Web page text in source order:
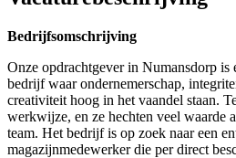
Bedrijfsomschrijving
Onze opdrachtgever in Numansdorp is
bedrijf waar ondernemerschap,
creativiteit hoog in het vaandel staan.
werkwijze, en ze hechten veel waarde
team. Het bedrijf is op zoek naar een
magazijnmedewerker die per direct